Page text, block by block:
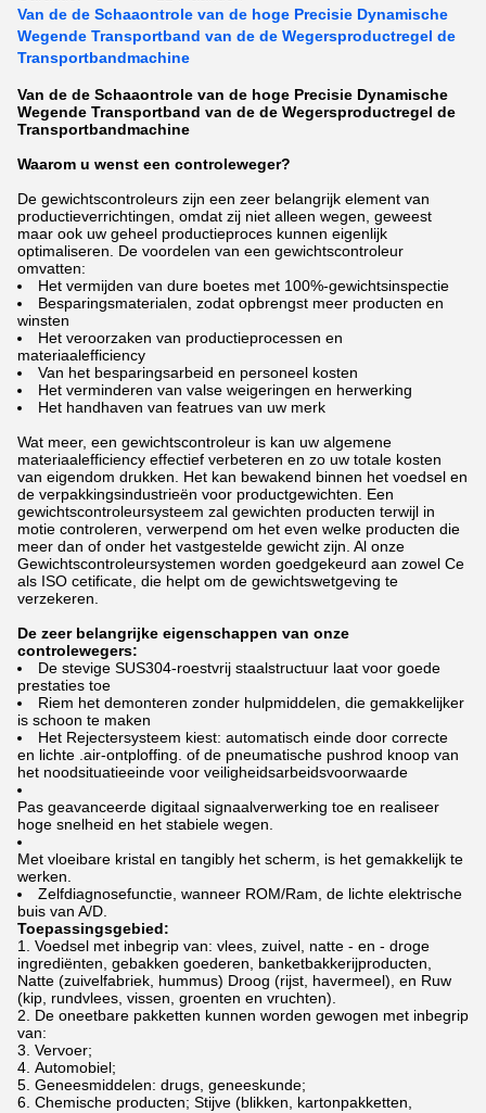
Van de de Schaaontrole van de hoge Precisie Dynamische
Wegende Transportband van de de Wegersproductregel de
Transportbandmachine
Van de de Schaaontrole van de hoge Precisie Dynamische
Wegende Transportband van de de Wegersproductregel de
Transportbandmachine
Waarom u wenst een controleweger?
De gewichtscontroleurs zijn een zeer belangrijk element van
productieverrichtingen, omdat zij niet alleen wegen, geweest
maar ook uw geheel productieproces kunnen eigenlijk
optimaliseren. De voordelen van een gewichtscontroleur
omvatten:
Het vermijden van dure boetes met 100%-gewichtsinspectie
Besparingsmaterialen, zodat opbrengst meer producten en
winsten
Het veroorzaken van productieprocessen en
materiaalefficiency
Van het besparingsarbeid en personeel kosten
Het verminderen van valse weigeringen en herwerking
Het handhaven van featrues van uw merk
Wat meer, een gewichtscontroleur is kan uw algemene
materiaalefficiency effectief verbeteren en zo uw totale kosten
van eigendom drukken. Het kan bewakend binnen het voedsel en
de verpakkingsindustrieën voor productgewichten. Een
gewichtscontroleursysteem zal gewichten producten terwijl in
motie controleren, verwerpend om het even welke producten die
meer dan of onder het vastgestelde gewicht zijn. Al onze
Gewichtscontroleursystemen worden goedgekeurd aan zowel Ce
als ISO cetificate, die helpt om de gewichtswetgeving te
verzekeren.
De zeer belangrijke eigenschappen van onze
controlewegers:
De stevige SUS304-roestvrij staalstructuur laat voor goede
prestaties toe
Riem het demonteren zonder hulpmiddelen, die gemakkelijker
is schoon te maken
Het Rejectersysteem kiest: automatisch einde door correcte
en lichte .air-ontploffing. of de pneumatische pushrod knoop van
het noodsituatieeinde voor veiligheidsarbeidsvoorwaarde
Pas geavanceerde digitaal signaalverwerking toe en realiseer
hoge snelheid en het stabiele wegen.
Met vloeibare kristal en tangibly het scherm, is het gemakkelijk te
werken.
Zelfdiagnosefunctie, wanneer ROM/Ram, de lichte elektrische
buis van A/D.
Toepassingsgebied:
Voedsel met inbegrip van: vlees, zuivel, natte - en - droge
ingrediënten, gebakken goederen, banketbakkerijproducten,
Natte (zuivelfabriek, hummus) Droog (rijst, havermeel), en Ruw
(kip, rundvlees, vissen, groenten en vruchten).
De oneetbare pakketten kunnen worden gewogen met inbegrip
van:
Vervoer;
Automobiel;
Geneesmiddelen: drugs, geneeskunde;
Chemische producten; Stijve (blikken, kartonpakketten,